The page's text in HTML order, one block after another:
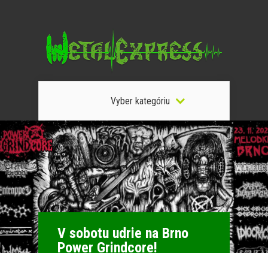
Vyber kategóriu
V sobotu udrie na Brno
Power Grindcore!